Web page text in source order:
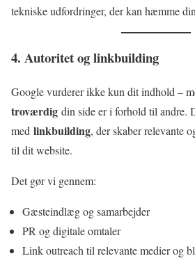
tekniske udfordringer, der kan hæmme
4. Autoritet og linkbuilding
Google vurderer ikke kun dit indhold –
troværdig din side er i forhold til andre.
med linkbuilding, der skaber relevante
til dit website.
Det gør vi gennem:
Gæsteindlæg og samarbejder
PR og digitale omtaler
Link outreach til relevante medier og